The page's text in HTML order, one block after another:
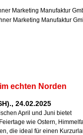
Marketing Manufaktur
Marketing Manufaktur
echten Norden
24.02.2025
April und Juni bietet
wie Ostern,
die ideal für einen